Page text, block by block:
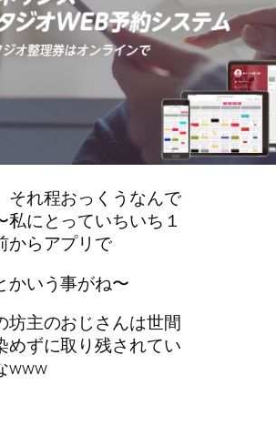
それ程おっくうなんで
私にとっていちいち１
からアプリで
かいう事がね〜
坊主のおじさんは世間
めずに取り残されてい
www